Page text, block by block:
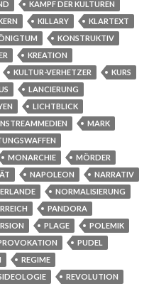
KAMPF DER KULTUREN
KILLARY
KLARTEXT
KONSTRUKTIV
KREATION
KULTUR-VERHETZER
KURS
LANCIERUNG
LICHTBLICK
MARK
MONARCHIE
MÖRDER
NAPOLEON
NARRATIV
NORMALISIERUNG
PANDORA
PLAGE
POLEMIK
PUDEL
REGIME
REVOLUTION